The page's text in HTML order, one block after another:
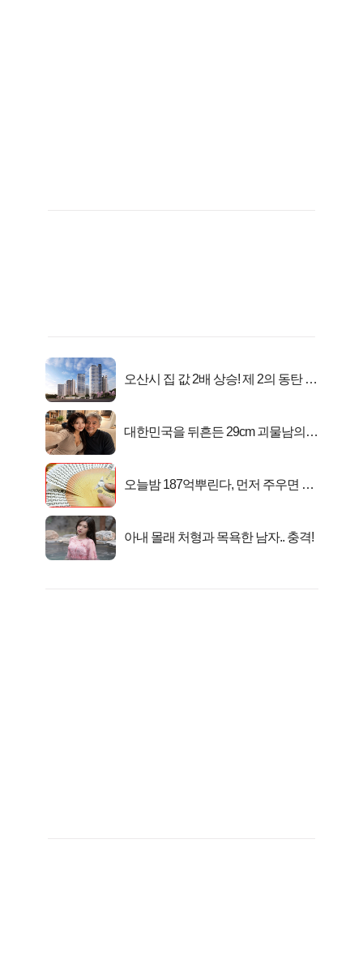
오산시 집 값 2배 상승! 제 2의 동탄 신
대한민국을 뒤흔든 29cm 괴물남의
오늘밤 187억뿌린다, 먼저 주우면 최
아내 몰래 처형과 목욕한 남자.. 충격!